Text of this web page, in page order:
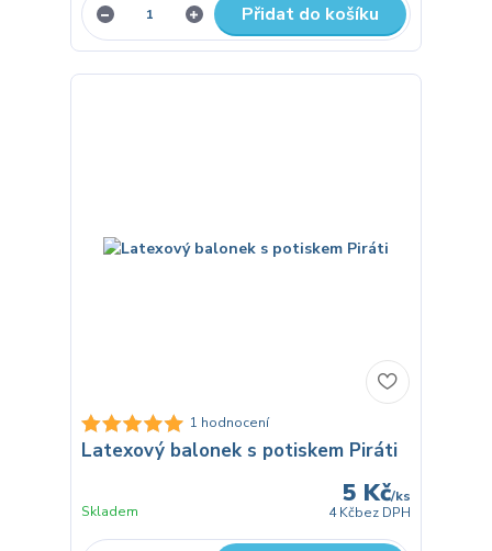
Přidat do košíku
1 hodnocení
Latexový balonek s potiskem Piráti
5 Kč/ks
4 Kčbez DPH
Skladem